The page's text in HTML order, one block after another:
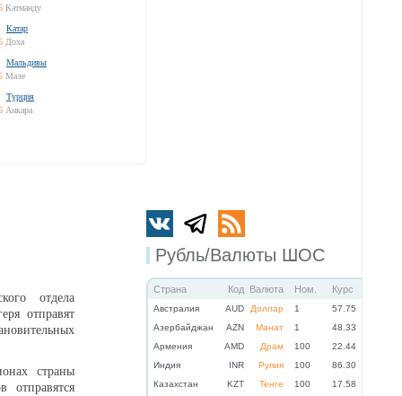
Катманду
Катар
Доха
Мальдивы
Мале
Турция
Анкара
Рубль/Валюты ШОС
Страна Код Валюта Ном. Курс
Австралия AUD Доллар 1
57.75
Азербайджан
AZN Манат 1
48.33
Армения
AMD Драм 100
22.44
Индия
INR Рупия 100
86.30
Казахстан
KZT Тенге 100
17.58
отдела
отправят
страны
отправятся